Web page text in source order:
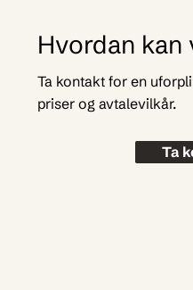
Hvordan
Ta kontakt for en
priser og avtalevilkår.
Ta